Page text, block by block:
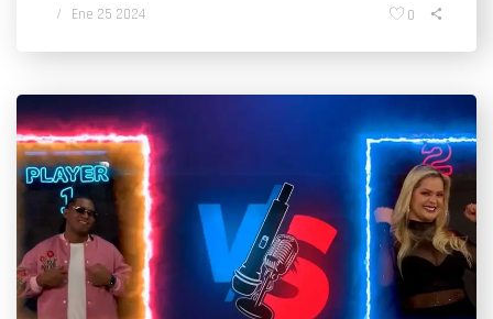
/ Ene 25 2024 0